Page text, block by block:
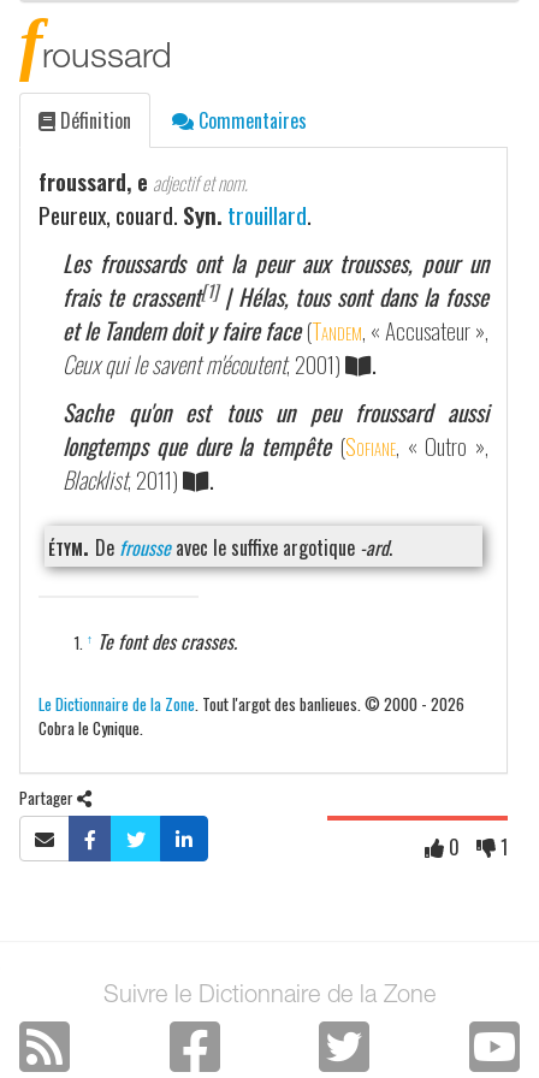
froussard
Définition Commentaires
froussard, e adjectif et nom.
Peureux, couard. Syn. trouillard.
Les froussards ont la peur aux trousses, pour un
frais te crassent[1]| Hélas, tous sont dans la fosse
et le Tandem doit y faire face (Tandem, « Accusateur »,
Ceux qui le savent m'écoutent, 2001)
.
Sache qu'on est tous un peu froussard aussi
longtemps que dure la tempête (Sofiane, « Outro »,
Blacklist, 2011)
.
étym. De frousseavec le suffixe argotique -ard.
↑ Te font des crasses.
Le Dictionnaire de la Zone . Tout l'argot des banlieues. © 2000 - 2026
Cobra le Cynique.
Partager
0 1
Suivre le Dictionnaire de la Zone